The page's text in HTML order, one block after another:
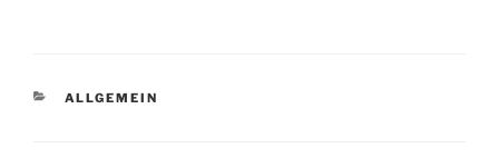
KATEGORIEN
ALLGEMEIN